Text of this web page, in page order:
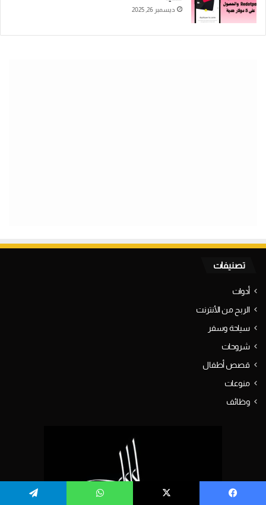
ديسمبر 26, 2025
تصنيفات
أدوات
الربح من الأنترنت
سياحة وسفر
شروحات
قصص أطفال
منوعات
وظائف